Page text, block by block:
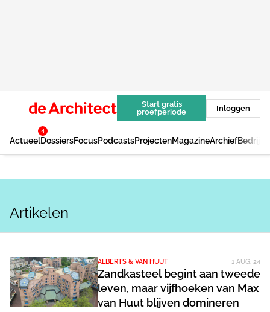
Start gratis
proefperiode
Inloggen
Actueel
4
DossiersFocusPodcastsProjectenMagazineArchief
Artikelen
ALBERTS & VAN HUUT 1 AUG. 24
Zandkasteel begint aan tweede
leven, maar vijfhoeken van Max
van Huut blijven domineren